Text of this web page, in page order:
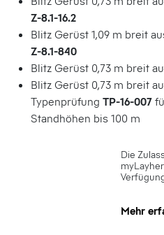
Die
Mehr
Z-8.1-16.2
Blitz Gerüst 1,09 m breit
Z-8.1-840
Blitz Gerüst 0,73 m breit
Blitz Gerüst 0,73 m breit
Typenprüfung TP-16-007
Standhöhen bis 100 m